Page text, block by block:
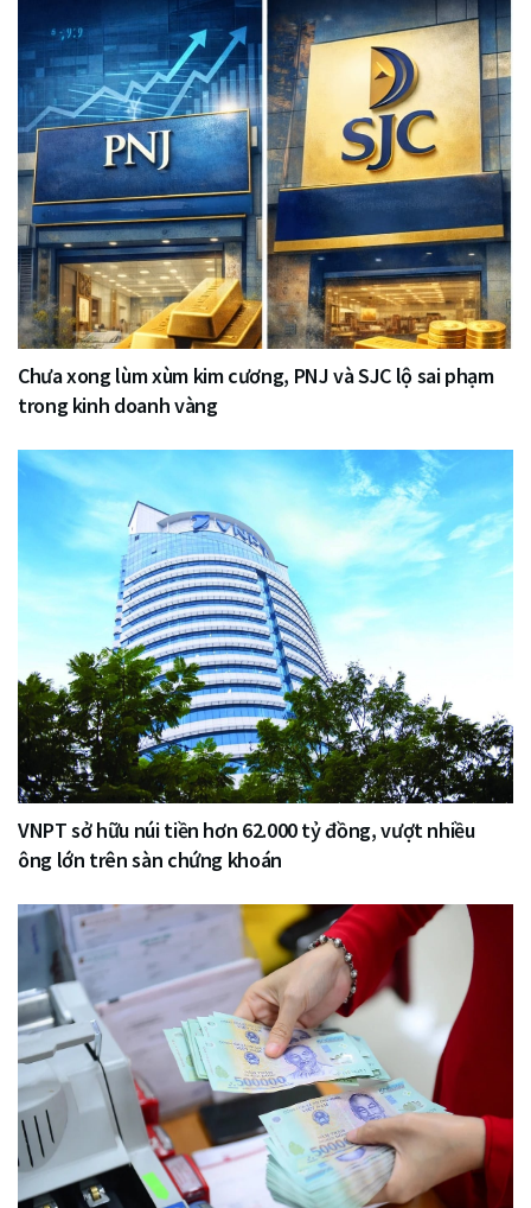
Chưa xong lùm xùm kim cương, PNJ và SJC lộ sai phạm
trong kinh doanh vàng
VNPT sở hữu núi tiền hơn 62.000 tỷ đồng, vượt nhiều
ông lớn trên sàn chứng khoán